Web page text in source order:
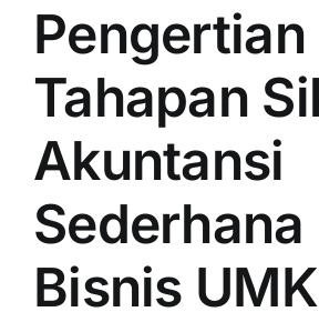
Pengertian
Tahapan
Akuntansi
Sederhana
Bisnis